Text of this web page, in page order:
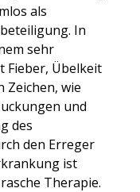
als
In
sehr
Fieber, Übelkeit
Zeichen, wie
und
des
den Erreger
ist
Therapie.